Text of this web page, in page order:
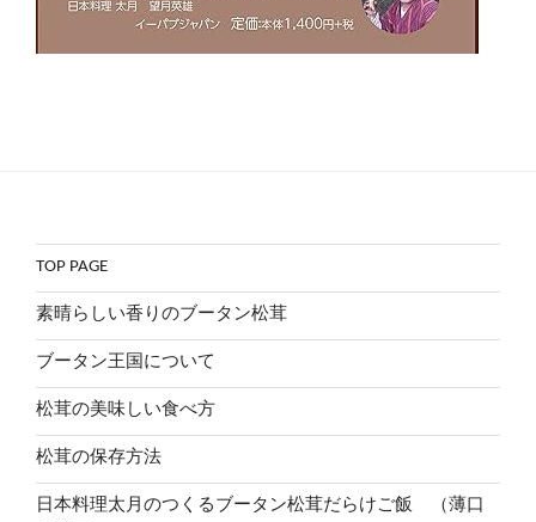
TOP PAGE
素晴らしい香りのブータン松茸
ブータン王国について
松茸の美味しい食べ方
松茸の保存方法
日本料理太月のつくるブータン松茸だらけご飯 （薄口